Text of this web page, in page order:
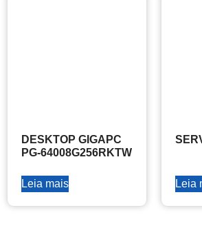
DESKTOP GIGAPC
PG-64008G256RKTW
Leia mais Leia